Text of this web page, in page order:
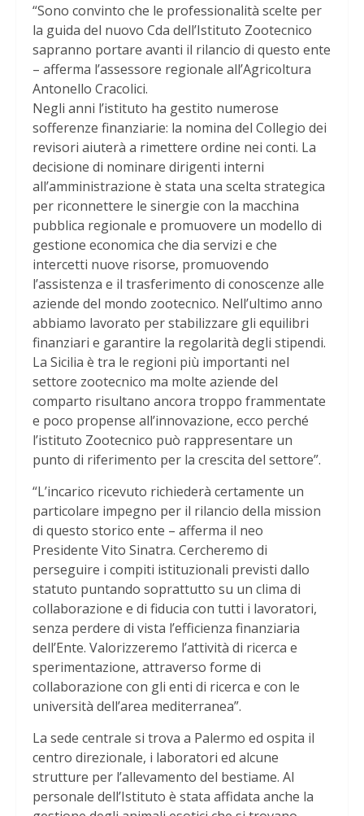
“Sono convinto che le professionalità scelte per
la guida del nuovo Cda dell’Istituto Zootecnico
sapranno portare avanti il rilancio di questo ente
– afferma l’assessore regionale all’Agricoltura
Antonello Cracolici.
Negli anni l’istituto ha gestito numerose
sofferenze finanziarie: la nomina del Collegio dei
revisori aiuterà a rimettere ordine nei conti. La
decisione di nominare dirigenti interni
all’amministrazione è stata una scelta strategica
per riconnettere le sinergie con la macchina
pubblica regionale e promuovere un modello di
gestione economica che dia servizi e che
intercetti nuove risorse, promuovendo
l’assistenza e il trasferimento di conoscenze alle
aziende del mondo zootecnico. Nell’ultimo anno
abbiamo lavorato per stabilizzare gli equilibri
finanziari e garantire la regolarità degli stipendi.
La Sicilia è tra le regioni più importanti nel
settore zootecnico ma molte aziende del
comparto risultano ancora troppo frammentate
e poco propense all’innovazione, ecco perché
l’istituto Zootecnico può rappresentare un
punto di riferimento per la crescita del settore”.
“L’incarico ricevuto richiederà certamente un
particolare impegno per il rilancio della mission
di questo storico ente – afferma il neo
Presidente Vito Sinatra. Cercheremo di
perseguire i compiti istituzionali previsti dallo
statuto puntando soprattutto su un clima di
collaborazione e di fiducia con tutti i lavoratori,
senza perdere di vista l’efficienza finanziaria
dell’Ente. Valorizzeremo l’attività di ricerca e
sperimentazione, attraverso forme di
collaborazione con gli enti di ricerca e con le
università dell’area mediterranea”.
La sede centrale si trova a Palermo ed ospita il
centro direzionale, i laboratori ed alcune
strutture per l’allevamento del bestiame. Al
personale dell’Istituto è stata affidata anche la